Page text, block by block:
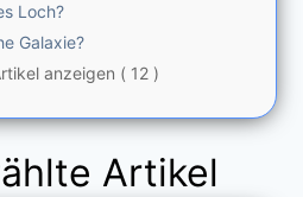
Loch?
Galaxie?
anzeigen ( 12 )
Artikel